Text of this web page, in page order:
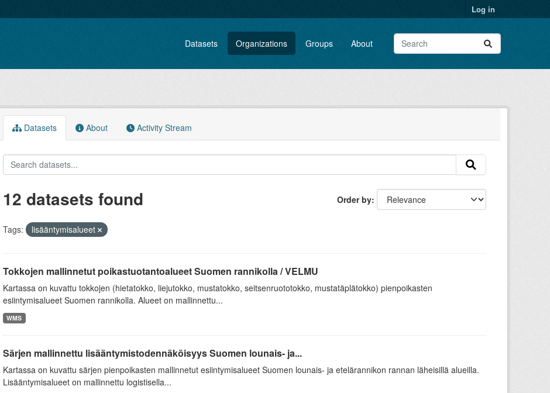
Log in
Datasets Organizations Groups About
Datasets About Activity Stream
Order by
12 datasets found
Tags: lisääntymisalueet
Tokkojen mallinnetut poikastuotantoalueet Suomen rannikolla / VELMU
Kartassa on kuvattu tokkojen (hietatokko, liejutokko, mustatokko, seitsenruototokko, mustatäplätokko) pienpoikasten
esiintymisalueet Suomen rannikolla. Alueet on mallinnettu...
WMS
Särjen mallinnettu lisääntymistodennäköisyys Suomen lounais- ja...
Kartassa on kuvattu särjen pienpoikasten mallinnetut esiintymisalueet Suomen lounais- ja etelärannikon rannan läheisillä alueilla.
Lisääntymisalueet on mallinnettu logistisella...